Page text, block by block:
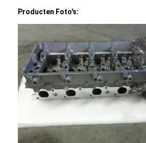
Producten Foto's: